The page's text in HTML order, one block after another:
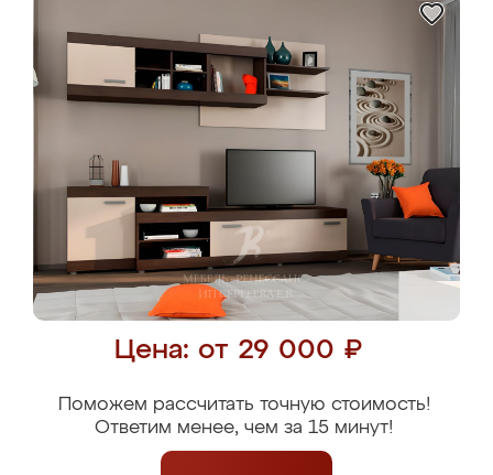
Цена: от 29 000 ₽
Поможем рассчитать точную стоимость!
Ответим менее, чем за 15 минут!